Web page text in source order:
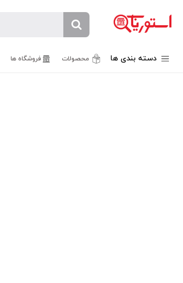
دسته بندی ها محصولات فروشگاه ها